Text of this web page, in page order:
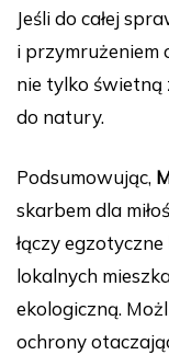
Jeśli do całej
i przymrużeniem
nie tylko świetną
do natury.
Podsumowując,
skarbem dla
łączy
lokalnych
ekologiczną.
ochrony